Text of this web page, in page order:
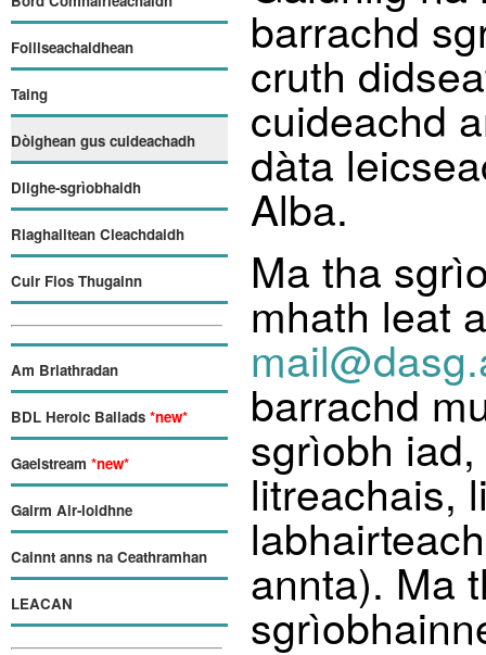
Foillseachaidhean
Taing
Dòighean gus cuideachadh
Dlighe-sgrìobhaidh
Riaghailtean Cleachdaidh
Cuir Fios Thugainn
Am Briathradan
BDL Heroic Ballads *new*
Gaelstream *new*
Gairm Air-loidhne
Cainnt anns na Ceathramhan
LEACAN
barrachd
cruth
cuideachd
dàta
Alba.
Ma tha
mhath leat
barrachd
sgrìobh
litreachais,
annta). Ma